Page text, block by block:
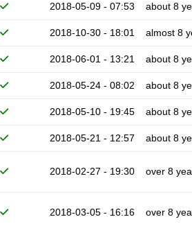
2018-05-09 - 07:53 about 8
2018-10-30 - 18:01 almost 8
2018-06-01 - 13:21 about 8
2018-05-24 - 08:02 about 8
2018-05-10 - 19:45 about 8
2018-05-21 - 12:57 about 8
2018-02-27 - 19:30 over 8
2018-03-05 - 16:16 over 8